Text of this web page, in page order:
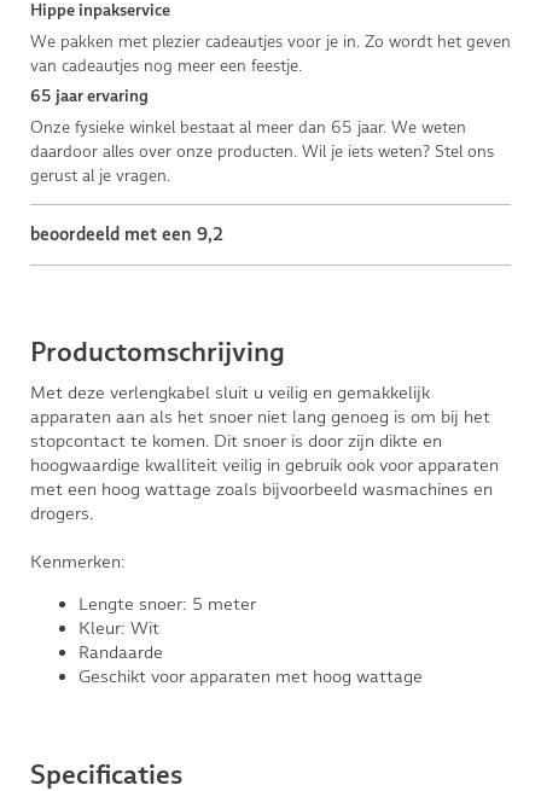
Hippe inpakservice
We pakken met plezier cadeautjes voor je in. Zo wordt het geven
van cadeautjes nog meer een feestje.
65 jaar ervaring
Onze fysieke winkel bestaat al meer dan 65 jaar. We weten
daardoor alles over onze producten. Wil je iets weten? Stel ons
gerust al je vragen.
beoordeeld met een 9,2
Productomschrijving
Met deze verlengkabel sluit u veilig en gemakkelijk
apparaten aan als het snoer niet lang genoeg is om bij het
stopcontact te komen. Dit snoer is door zijn dikte en
hoogwaardige kwalliteit veilig in gebruik ook voor apparaten
met een hoog wattage zoals bijvoorbeeld wasmachines en
drogers.
Kenmerken:
Lengte snoer: 5 meter
Kleur: Wit
Randaarde
Geschikt voor apparaten met hoog wattage
Specificaties